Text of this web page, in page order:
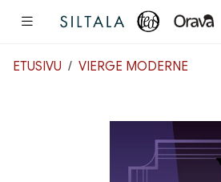
ETUSIVU VIERGE MODERNE